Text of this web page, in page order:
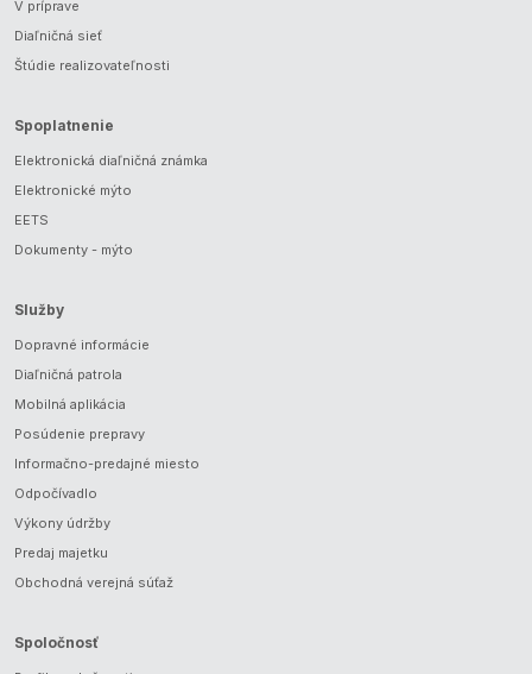
V príprave
Diaľničná sieť
Štúdie realizovateľnosti
Spoplatnenie
Elektronická diaľničná známka
Elektronické mýto
EETS
Dokumenty - mýto
Služby
Dopravné informácie
Diaľničná patrola
Mobilná aplikácia
Posúdenie prepravy
Informačno-predajné miesto
Odpočívadlo
Výkony údržby
Predaj majetku
Obchodná verejná súťaž
Spoločnosť